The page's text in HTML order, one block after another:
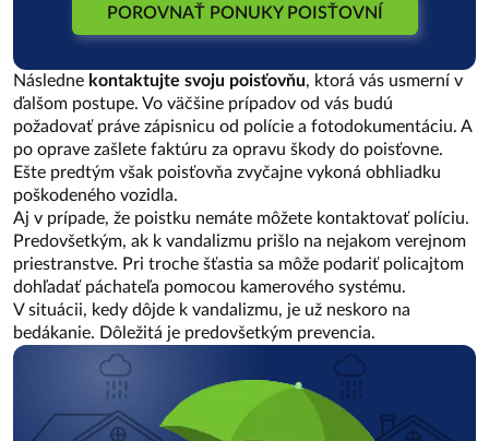
POROVNAŤ PONUKY POISŤOVNÍ
Následne kontaktujte svoju poisťovňu, ktorá vás usmerní v
ďalšom postupe. Vo väčšine prípadov od vás budú
požadovať práve zápisnicu od polície a fotodokumentáciu. A
po oprave zašlete faktúru za opravu škody do poisťovne.
Ešte predtým však poisťovňa zvyčajne vykoná obhliadku
poškodeného vozidla.
Aj v prípade, že poistku nemáte môžete kontaktovať políciu.
Predovšetkým, ak k vandalizmu prišlo na nejakom verejnom
priestranstve. Pri troche šťastia sa môže podariť policajtom
dohľadať páchateľa pomocou kamerového systému.
V situácii, kedy dôjde k vandalizmu, je už neskoro na
bedákanie. Dôležitá je predovšetkým prevencia.